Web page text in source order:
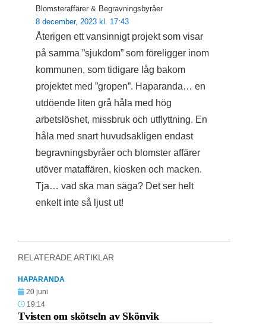
Blomsteraffärer & Begravningsbyråer
8 december, 2023 kl. 17:43
Återigen ett vansinnigt projekt som visar
på samma ”sjukdom” som föreligger inom
kommunen, som tidigare låg bakom
projektet med ”gropen”. Haparanda… en
utdöende liten grå håla med hög
arbetslöshet, missbruk och utflyttning. En
håla med snart huvudsakligen endast
begravningsbyråer och blomster affärer
utöver mataffären, kiosken och macken.
Tja… vad ska man säga? Det ser helt
enkelt inte så ljust ut!
RELATERADE ARTIKLAR
HAPARANDA
20 juni
19:14
Tvisten om skötseln av Skönvik